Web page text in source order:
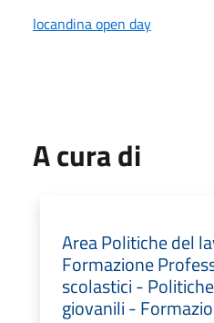
locandina open day
A cura di
Area Politiche del
Formazione
scolastici -
giovanili -